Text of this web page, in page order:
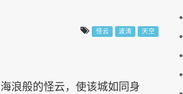
怪云 波涛 天空
浪般的怪云，使该城如同身